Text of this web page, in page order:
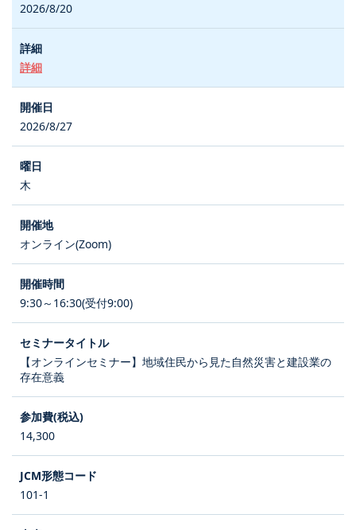
2026/8/20
詳細
2026/8/27
木
オンライン(Zoom)
9:30～16:30(受付9:00)
【オンラインセミナー】地域住民から見た自然災害と建設業の
存在意義
14,300
101-1